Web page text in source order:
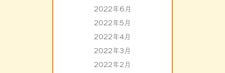
2022年6月
2022年5月
2022年4月
2022年3月
2022年2月